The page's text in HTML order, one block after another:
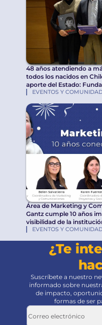
48 años atendiendo a
todos los nacidos en
aporte del Estado:
rescata esta historia
EVENTOS Y
Área de Marketing y
Gantz cumple 10 años
visibilidad de la
EVENTOS Y
¿Te
Suscríbete a nuestro
informado sobre
de impacto,
formas de ser